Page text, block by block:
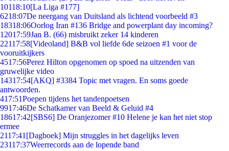
10118:10[La Liga #177]
6218:07De neergang van Duitsland als lichtend voorbeeld #3
18318:06Oorlog Iran #136 Bridge and powerplant day incoming?
12017:59Jan B. (66) misbruikt zeker 14 kinderen
22117:58[Videoland] B&B vol liefde 6de seizoen #1 voor de
vooruitkijkers
4517:56Perez Hilton opgenomen op spoed na uitzenden van
gruwelijke video
14317:54[AKQ] #3384 Topic met vragen. En soms goede
antwoorden.
417:51Poepen tijdens het tandenpoetsen
9917:46De Schatkamer van Beeld & Geluid #4
18617:42[SBS6] De Oranjezomer #10 Helene je kan het niet stop
ermee
2117:41 [Dagboek] Mijn struggles in het dagelijks leven
23117:37Weerrecords aan de lopende band